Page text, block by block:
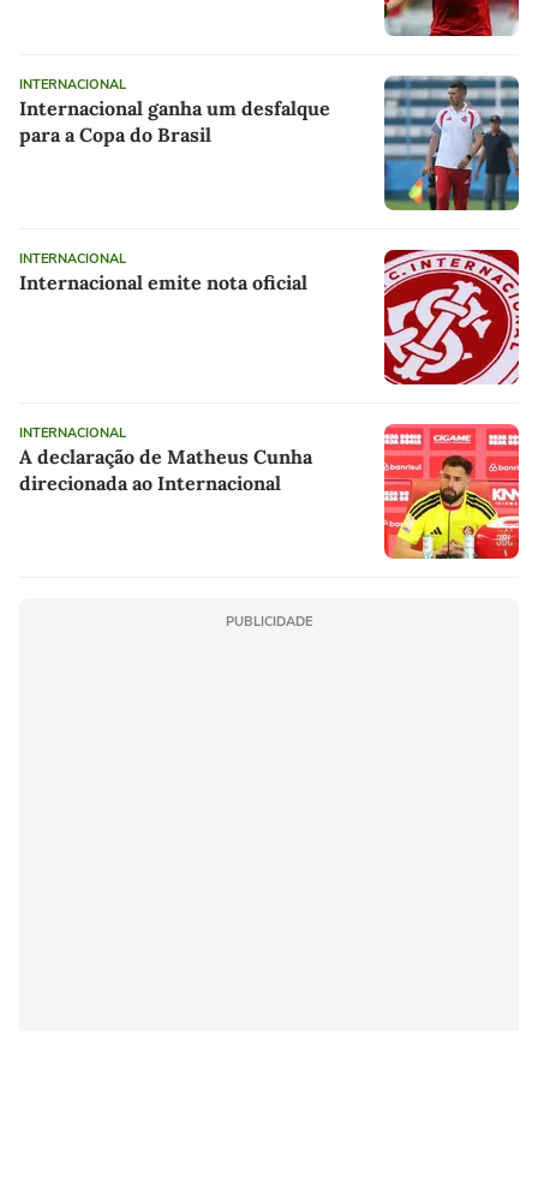
INTERNACIONAL
Internacional ganha um desfalque
para a Copa do Brasil
INTERNACIONAL
Internacional emite nota oficial
INTERNACIONAL
A declaração de Matheus Cunha
direcionada ao Internacional
PUBLICIDADE